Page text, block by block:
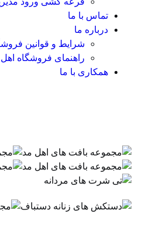
تماس با ما
درباره ما
شرایط و قوانین فروشگاه
راهنمای فروشگاه اهل مد
همکاری با ما